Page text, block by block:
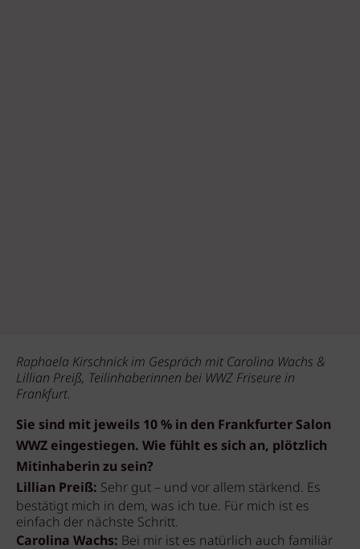
Raphaela Kirschnick im Gespräch mit Carolina Wachs &
Lillian Preiß, Teilinhaberinnen bei WWZ Friseure in
Frankfurt.
Sie sind mit jeweils 10 % in den Frankfurter Salon
WWZ eingestiegen. Wie fühlt es sich an, plötzlich
Mitinhaberin zu sein?
Lillian Preiß: Sehr gut – und vor allem stärkend. Es
bestätigt mich in dem, was ich tue. Für mich ist es
einfach der nächste Schritt.
Carolina Wachs: Bei mir ist es natürlich auch familiär